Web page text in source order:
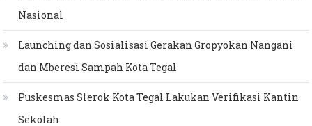
Nasional
Launching dan Sosialisasi Gerakan Gropyokan Nangani
dan Mberesi Sampah Kota Tegal
Puskesmas Slerok Kota Tegal Lakukan Verifikasi Kantin
Sekolah